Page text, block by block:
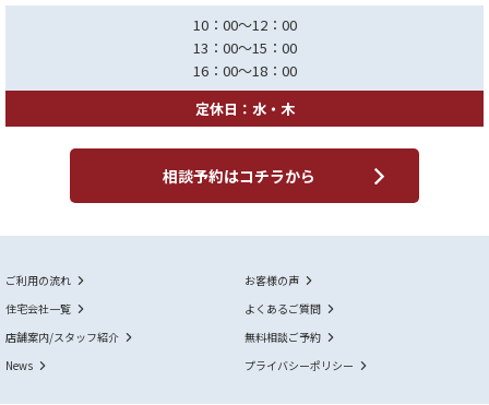
10：00～12：00
13：00～15：00
16：00～18：00
定休日：水・木
相談予約はコチラから
ご利用の流れ
お客様の声
住宅会社一覧
よくあるご質問
店舗案内/スタッフ紹介
無料相談ご予約
News
プライバシーポリシー